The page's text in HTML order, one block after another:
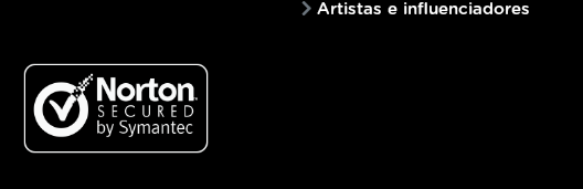
Artistas e influenciadores